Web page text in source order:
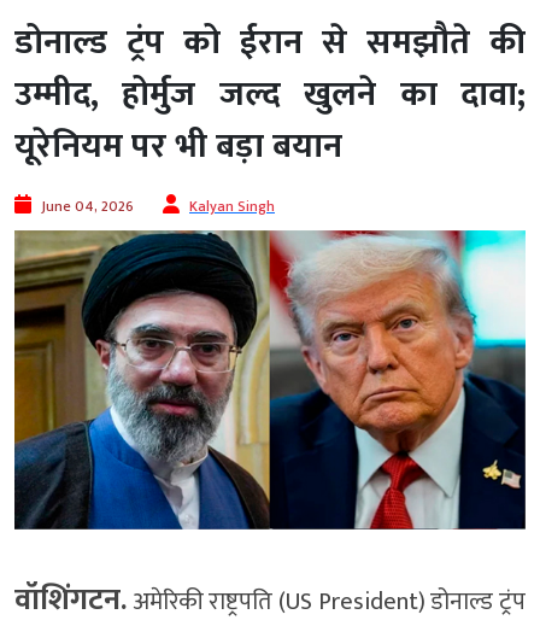
डोनाल्ड ट्रंप को ईरान से समझौते की
उम्मीद, होर्मुज जल्द खुलने का दावा;
यूरेनियम पर भी बड़ा बयान
June 04, 2026 Kalyan Singh
वॉशिंगटन.अमेरिकी राष्ट्रपति (US President) डोनाल्ड ट्रंप